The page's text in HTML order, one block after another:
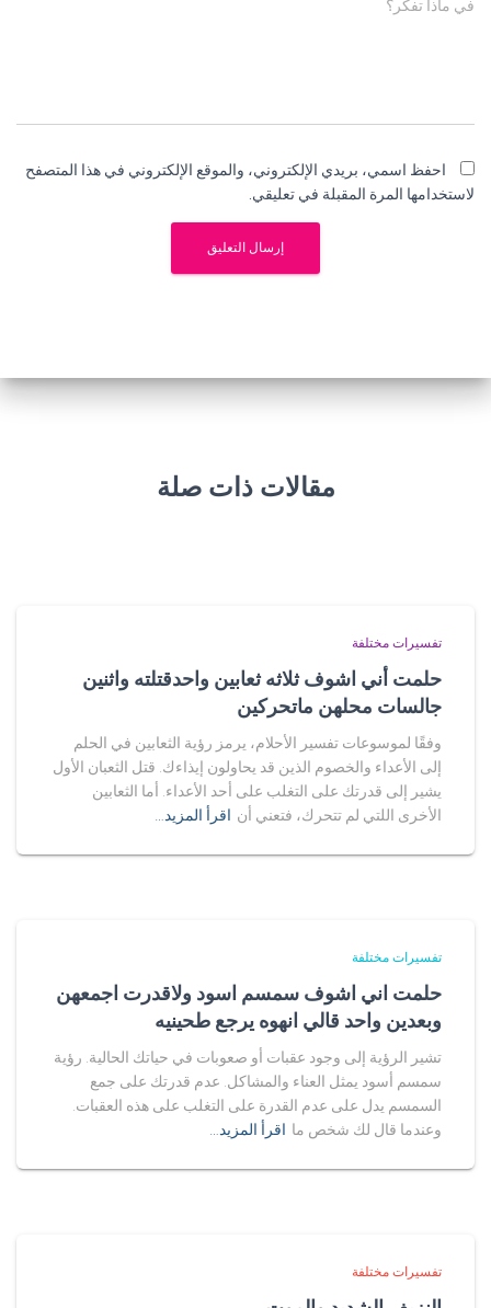
في ماذا تفكر؟
احفظ اسمي، بريدي الإلكتروني، والموقع الإلكتروني في هذا المتصفح
لاستخدامها المرة المقبلة في تعليقي.
مقالات ذات صلة
تفسيرات مختلفة
حلمت أني اشوف ثلاثه ثعابين واحدقتلته واثنين
جالسات محلهن ماتحركين
وفقًا لموسوعات تفسير الأحلام، يرمز رؤية الثعابين في الحلم
إلى الأعداء والخصوم الذين قد يحاولون إيذاءك. قتل الثعبان الأول
يشير إلى قدرتك على التغلب على أحد الأعداء. أما الثعابين
الأخرى اللتي لم تتحرك، فتعني أن اقرأ المزيد…
تفسيرات مختلفة
حلمت اني اشوف سمسم اسود ولاقدرت اجمعهن
وبعدين واحد قالي انهوه يرجع طحينيه
تشير الرؤية إلى وجود عقبات أو صعوبات في حياتك الحالية. رؤية
سمسم أسود يمثل العناء والمشاكل. عدم قدرتك على جمع
السمسم يدل على عدم القدرة على التغلب على هذه العقبات.
وعندما قال لك شخص ما اقرأ المزيد…
تفسيرات مختلفة